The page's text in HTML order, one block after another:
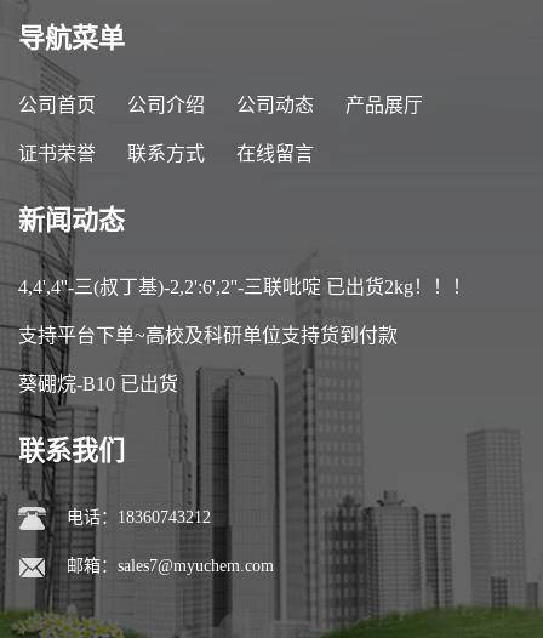
导航菜单
公司首页 公司介绍 公司动态 产品展厅
证书荣誉 联系方式 在线留言
新闻动态
4,4',4''-三(叔丁基)-2,2':6',2''-三联吡啶 已出货2kg！！！
支持平台下单~高校及科研单位支持货到付款
葵硼烷-B10 已出货
联系我们
电话：18360743212
邮箱： sales7@myuchem.com